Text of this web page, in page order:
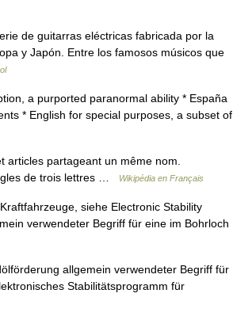
de guitarras eléctricas fabricada por la
y Japón. Entre los famosos músicos que
a purported paranormal ability * España
* English for special purposes, a subset of
partageant un même nom.
de trois lettres …
Wikipédia en Français
siehe Electronic Stability
verwendeter Begriff für eine im Bohrloch
allgemein verwendeter Begriff für
Stabilitätsprogramm für